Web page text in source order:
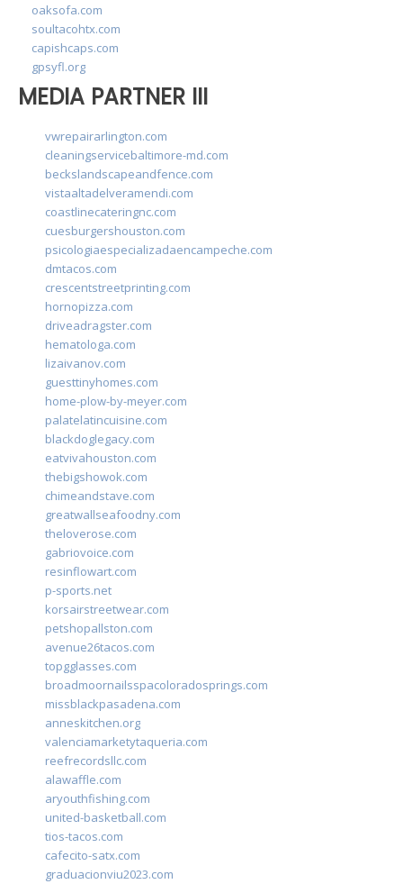
oaksofa.com
soultacohtx.com
capishcaps.com
gpsyfl.org
MEDIA PARTNER III
vwrepairarlington.com
cleaningservicebaltimore-md.com
beckslandscapeandfence.com
vistaaltadelveramendi.com
coastlinecateringnc.com
cuesburgershouston.com
psicologiaespecializadaencampeche.com
dmtacos.com
crescentstreetprinting.com
hornopizza.com
driveadragster.com
hematologa.com
lizaivanov.com
guesttinyhomes.com
home-plow-by-meyer.com
palatelatincuisine.com
blackdoglegacy.com
eatvivahouston.com
thebigshowok.com
chimeandstave.com
greatwallseafoodny.com
theloverose.com
gabriovoice.com
resinflowart.com
p-sports.net
korsairstreetwear.com
petshopallston.com
avenue26tacos.com
topgglasses.com
broadmoornailsspacoloradosprings.com
missblackpasadena.com
anneskitchen.org
valenciamarketytaqueria.com
reefrecordsllc.com
alawaffle.com
aryouthfishing.com
united-basketball.com
tios-tacos.com
cafecito-satx.com
graduacionviu2023.com